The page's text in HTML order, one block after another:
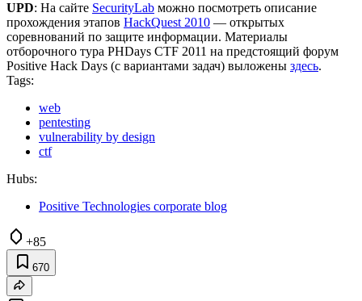
UPD: На сайте SecurityLab можно посмотреть описание
прохождения этапов HackQuest 2010 — открытых
соревнований по защите информации. Материалы
отборочного тура PHDays CTF 2011 на предстоящий форум
Positive Hack Days (с вариантами задач) выложены здесь.
Tags:
web
pentesting
vulnerability by design
ctf
Hubs:
Positive Technologies corporate blog
+85
670